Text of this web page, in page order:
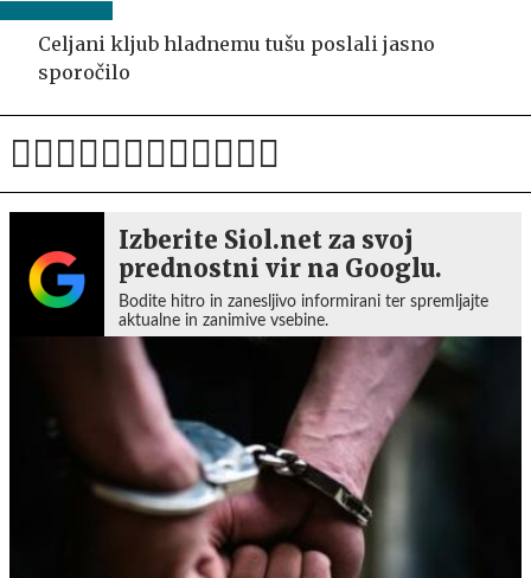
Celjani kljub hladnemu tušu poslali jasno
sporočilo
Izberite Siol.net za svoj
prednostni vir na Googlu.
Bodite hitro in zanesljivo informirani ter spremljajte
aktualne in zanimive vsebine.